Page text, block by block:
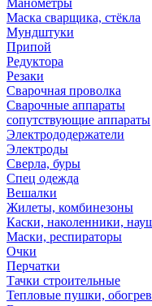
Манометры
Маска сварщика, стёкла
Мундштуки
Припой
Редуктора
Резаки
Сварочная проволка
Сварочные аппараты
сопутствующие аппараты
Электрододержатели
Электроды
Сверла, буры
Спец одежда
Вешалки
Жилеты, комбинезоны
Каски, наколенники,
Маски, респираторы
Очки
Перчатки
Тачки строительные
Тепловые пушки,